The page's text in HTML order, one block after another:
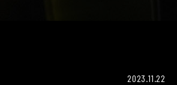
2023.11.22